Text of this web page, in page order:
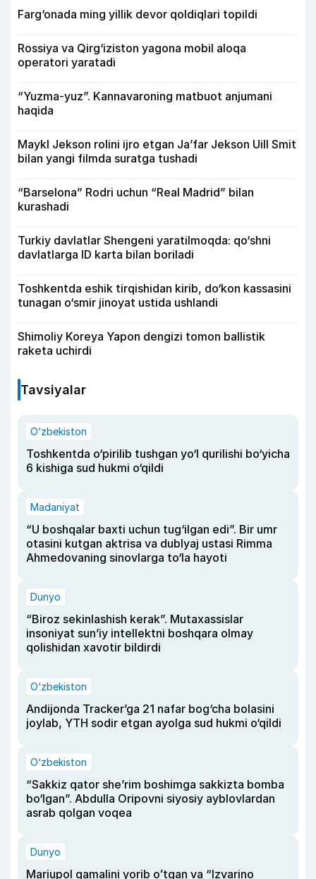
Farg‘onada ming yillik devor qoldiqlari topildi
Rossiya va Qirg‘iziston yagona mobil aloqa
operatori yaratadi
“Yuzma-yuz”. Kannavaroning matbuot anjumani
haqida
Maykl Jekson rolini ijro etgan Ja’far Jekson Uill Smit
bilan yangi filmda suratga tushadi
“Barselona” Rodri uchun “Real Madrid” bilan
kurashadi
Turkiy davlatlar Shengeni yaratilmoqda: qo‘shni
davlatlarga ID karta bilan boriladi
Toshkentda eshik tirqishidan kirib, do‘kon kassasini
tunagan o‘smir jinoyat ustida ushlandi
Shimoliy Koreya Yapon dengizi tomon ballistik
raketa uchirdi
Tavsiyalar
O‘zbekiston
Toshkentda o‘pirilib tushgan yo‘l qurilishi bo‘yicha
6 kishiga sud hukmi o‘qildi
Madaniyat
“U boshqalar baxti uchun tug‘ilgan edi”. Bir umr
otasini kutgan aktrisa va dublyaj ustasi Rimma
Ahmedovaning sinovlarga to‘la hayoti
Dunyo
“Biroz sekinlashish kerak”. Mutaxassislar
insoniyat sun’iy intellektni boshqara olmay
qolishidan xavotir bildirdi
O‘zbekiston
Andijonda Tracker’ga 21 nafar bog‘cha bolasini
joylab, YTH sodir etgan ayolga sud hukmi o‘qildi
O‘zbekiston
“Sakkiz qator she’rim boshimga sakkizta bomba
bo‘lgan”. Abdulla Oripovni siyosiy ayblovlardan
asrab qolgan voqea
Dunyo
Mariupol qamalini yorib oʻtgan va “Izvarino